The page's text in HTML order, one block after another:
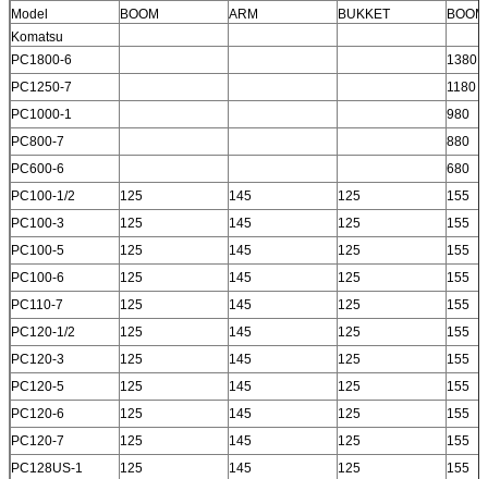
Model BOOM ARM BUKKET
BOOM
Komatsu
PC1800-6
1380
PC1250-7
1180
PC1000-1
980
PC800-7
880
PC600-6
680
PC100-1/2
125 145 125
155
PC100-3
125 145 125
155
PC100-5
125 145 125
155
PC100-6
125 145 125
155
PC110-7
125 145 125
155
PC120-1/2
125 145 125
155
PC120-3
125 145 125
155
PC120-5
125 145 125
155
PC120-6
125 145 125
155
PC120-7
125 145 125
155
PC128US-1
125 145 125
155